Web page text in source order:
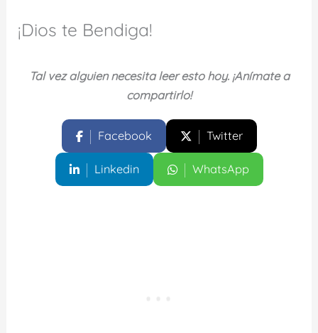
¡Dios te Bendiga!
Tal vez alguien necesita leer esto hoy. ¡Anímate a
compartirlo!
Facebook Twitter
Linkedin WhatsApp